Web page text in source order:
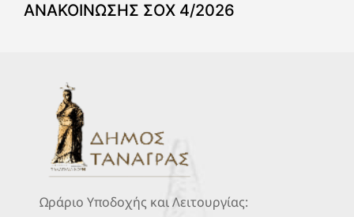
ΑΝΑΚΟΙΝΩΣΗΣ ΣΟΧ 4/2026
Ωράριο Υποδοχής και Λειτουργίας: